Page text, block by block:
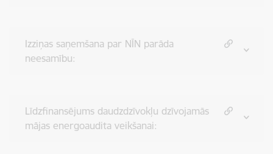
Izziņas saņemšana par NĪN parāda
neesamību:
Līdzfinansējums daudzdzīvokļu dzīvojamās
mājas energoaudita veikšanai: